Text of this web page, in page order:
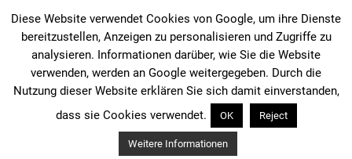
Inhalt
springen
Diese Website verwendet Cookies von Google, um ihre Dienste
bereitzustellen, Anzeigen zu personalisieren und Zugriffe zu
analysieren. Informationen darüber, wie Sie die Website
verwenden, werden an Google weitergegeben. Durch die
Nutzung dieser Website erklären Sie sich damit einverstanden,
dass sie Cookies verwendet.
OK Reject
Weitere Informationen